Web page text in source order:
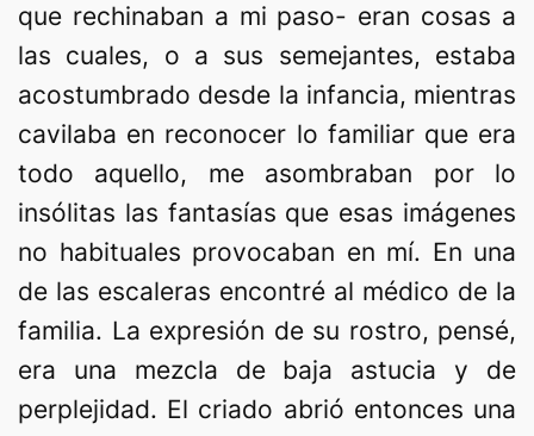
que rechinaban a mi paso- eran cosas a
las cuales, o a sus semejantes, estaba
acostumbrado desde la infancia, mientras
cavilaba en reconocer lo familiar que era
todo aquello, me asombraban por lo
insólitas las fantasías que esas imágenes
no habituales provocaban en mí. En una
de las escaleras encontré al médico de la
familia. La expresión de su rostro, pensé,
era una mezcla de baja astucia y de
perplejidad. El criado abrió entonces una